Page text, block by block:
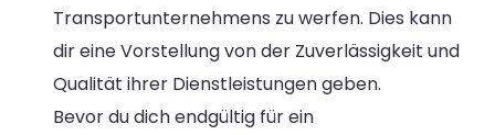
Transportunternehmens zu werfen. Dies kann
dir eine Vorstellung von der Zuverlässigkeit und
Qualität ihrer Dienstleistungen geben.
Bevor du dich endgültig für ein